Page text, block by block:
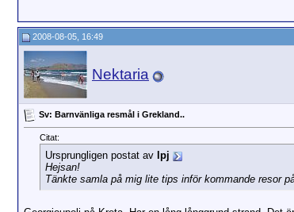
2008-08-05, 16:49
Nektaria
Sv: Barnvänliga resmål i Grekland..
Citat:
Ursprungligen postat av lpj
Hejsan!
Tänkte samla på mig lite tips inför kommande resor